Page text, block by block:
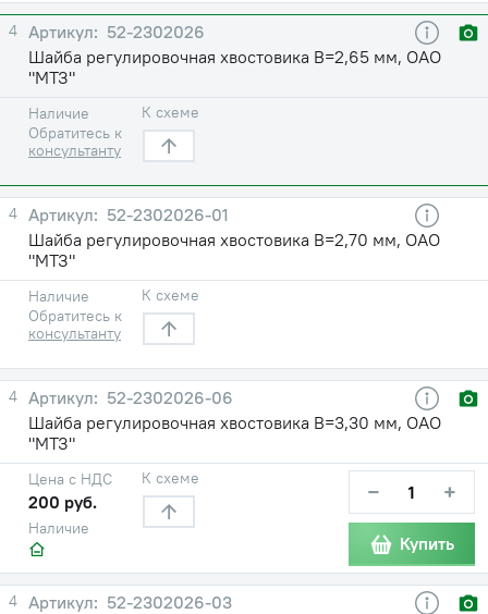
4
52-2302026
Шайба регулировочная хвостовика В=2,65 мм, ОАО
"МТЗ"
Наличие
Обратитесь к
консультанту
К схеме
4
52-2302026-01
Шайба регулировочная хвостовика В=2,70 мм, ОАО
"МТЗ"
Наличие
Обратитесь к
консультанту
К схеме
4
52-2302026-06
Шайба регулировочная хвостовика В=3,30 мм, ОАО
"МТЗ"
Наличие
Цена с НДС
200 руб.
К схеме − +
Купить
4
52-2302026-03